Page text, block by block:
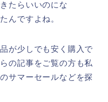
たらいいのにな
んですよね。
が少しでも安く購入で
の記事をご覧の方も私
サマーセールなどを探